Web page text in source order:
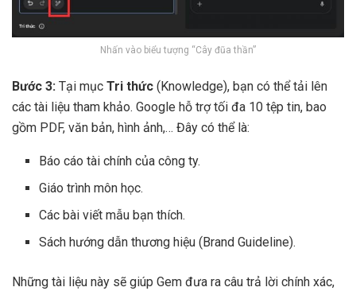
Nhấn vào biểu tượng “Cây đũa thần”
Bước 3: Tại mục Tri thức (Knowledge), bạn có thể tải lên
các tài liệu tham khảo. Google hỗ trợ tối đa 10 tệp tin, bao
gồm PDF, văn bản, hình ảnh,… Đây có thể là:
Báo cáo tài chính của công ty.
Giáo trình môn học.
Các bài viết mẫu bạn thích.
Sách hướng dẫn thương hiệu (Brand Guideline).
Những tài liệu này sẽ giúp Gem đưa ra câu trả lời chính xác,